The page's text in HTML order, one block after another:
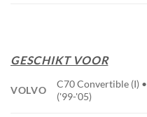
GESCHIKT VOOR
VOLVO
C70 Convertible (I) •
('99-'05)